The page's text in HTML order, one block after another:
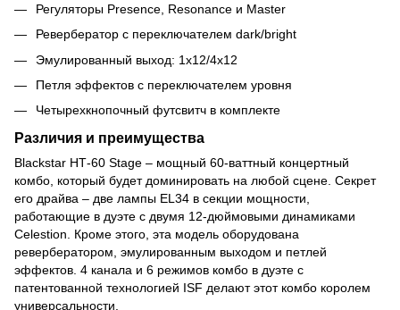
Регуляторы Presence, Resonance и Master
Ревербератор с переключателем dark/bright
Эмулированный выход: 1x12/4x12
Петля эффектов с переключателем уровня
Четырехкнопочный футсвитч в комплекте
Различия и преимущества
Blackstar НТ-60 Stage – мощный 60-ваттный концертный
комбо, который будет доминировать на любой сцене. Секрет
его драйва – две лампы EL34 в секции мощности,
работающие в дуэте с двумя 12-дюймовыми динамиками
Celestion. Кроме этого, эта модель оборудована
ревербератором, эмулированным выходом и петлей
эффектов. 4 канала и 6 режимов комбо в дуэте с
патентованной технологией ISF делают этот комбо королем
универсальности.